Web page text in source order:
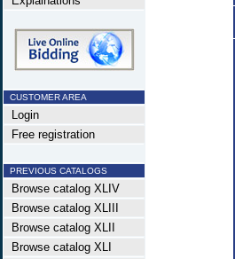
CUSTOMER AREA
Login
Free registration
PREVIOUS CATALOGS
Browse catalog XLIV
Browse catalog XLIII
Browse catalog XLII
Browse catalog XLI